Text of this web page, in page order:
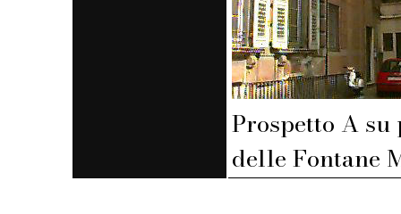
Prospetto A su
delle Fontane